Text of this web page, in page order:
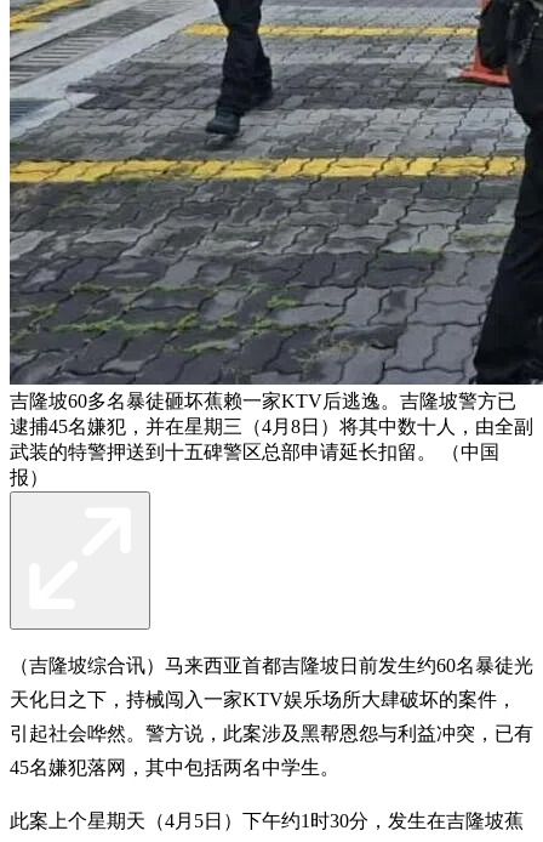
吉隆坡60多名暴徒砸坏蕉赖一家KTV后逃逸。吉隆坡警方已
逮捕45名嫌犯，并在星期三（4月8日）将其中数十人，由全副
武装的特警押送到十五碑警区总部申请延长扣留。 （中国
报）
（吉隆坡综合讯）马来西亚首都吉隆坡日前发生约60名暴徒光
天化日之下，持械闯入一家KTV娱乐场所大肆破坏的案件，
引起社会哗然。警方说，此案涉及黑帮恩怨与利益冲突，已有
45名嫌犯落网，其中包括两名中学生。
此案上个星期天（4月5日）下午约1时30分，发生在吉隆坡蕉